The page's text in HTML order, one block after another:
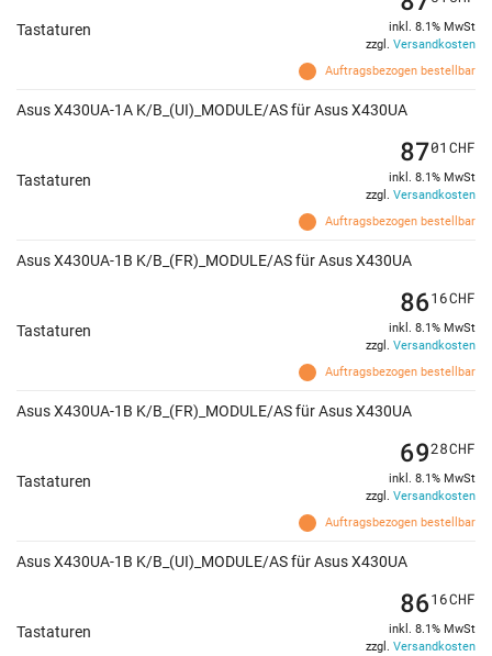
Tastaturen
Auftragsbezogen bestellbar
inkl. 8.1% MwSt
zzgl. Versandkosten
Asus X430UA-1A K/B_(UI)_MODULE/AS für Asus X430UA
Tastaturen
Auftragsbezogen bestellbar
8701 CHF
inkl. 8.1% MwSt
zzgl. Versandkosten
Asus X430UA-1B K/B_(FR)_MODULE/AS für Asus X430UA
Tastaturen
Auftragsbezogen bestellbar
8616CHF
inkl. 8.1% MwSt
zzgl. Versandkosten
Asus X430UA-1B K/B_(FR)_MODULE/AS für Asus X430UA
Tastaturen
Auftragsbezogen bestellbar
6928CHF
inkl. 8.1% MwSt
zzgl. Versandkosten
Asus X430UA-1B K/B_(UI)_MODULE/AS für Asus X430UA
Tastaturen
8616CHF
inkl. 8.1% MwSt
zzgl. Versandkosten